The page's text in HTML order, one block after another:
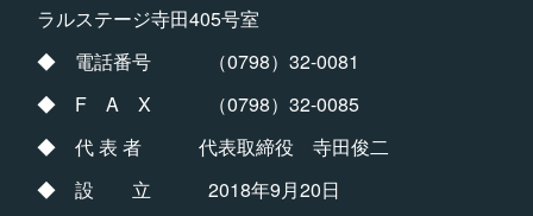
ラルステージ寺田405号室
◆ 電話番号 （0798）32-0081
◆ F A X （0798）32-0085
◆ 代 表 者 代表取締役 寺田俊二
◆ 設 立 2018年9月20日